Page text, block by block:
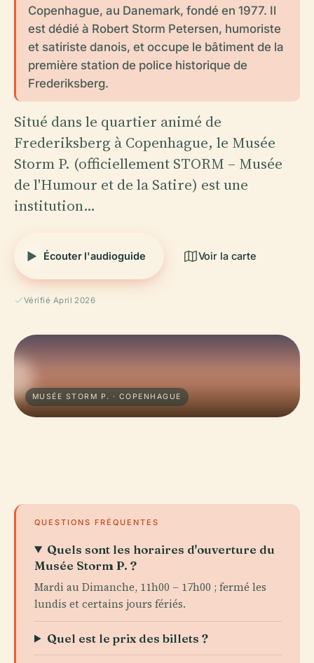
Copenhague, au Danemark, fondé en 1977. Il
est dédié à Robert Storm Petersen, humoriste
et satiriste danois, et occupe le bâtiment de la
première station de police historique de
Frederiksberg.
Situé dans le quartier animé de
Frederiksberg à Copenhague, le Musée
Storm P. (officiellement STORM – Musée
de l'Humour et de la Satire) est une
institution…
Écouter l'audioguide Voir la carte
Vérifié April 2026
MUSÉE STORM P. · COPENHAGUE
QUESTIONS FRÉQUENTES
Quels sont les horaires d'ouverture du
Musée Storm P. ?
Mardi au Dimanche, 11h00 – 17h00 ; fermé les
lundis et certains jours fériés.
Quel est le prix des billets ?